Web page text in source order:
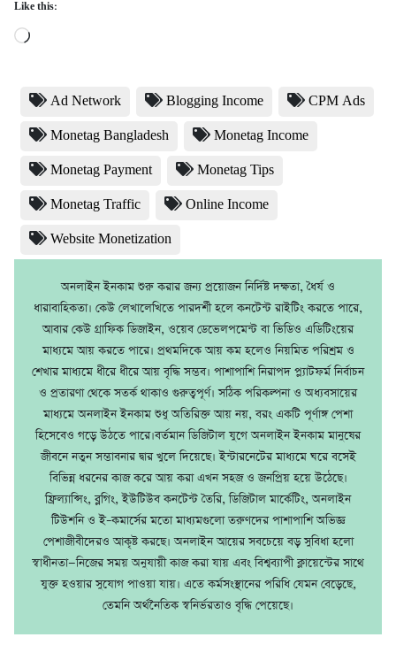
Like this:
Loading…
Ad Network Blogging Income CPM Ads
Monetag Bangladesh Monetag Income
Monetag Payment Monetag Tips
Monetag Traffic Online Income
Website Monetization
অনলাইন ইনকাম শুরু করার জন্য প্রয়োজন নির্দিষ্ট দক্ষতা, ধৈর্য ও
ধারাবাহিকতা। কেউ লেখালেখিতে পারদর্শী হলে কনটেন্ট রাইটিং করতে পারে,
আবার কেউ গ্রাফিক ডিজাইন, ওয়েব ডেভেলপমেন্ট বা ভিডিও এডিটিংয়ের
মাধ্যমে আয় করতে পারে। প্রথমদিকে আয় কম হলেও নিয়মিত পরিশ্রম ও
শেখার মাধ্যমে ধীরে ধীরে আয় বৃদ্ধি সম্ভব। পাশাপাশি নিরাপদ প্ল্যাটফর্ম নির্বাচন
ও প্রতারণা থেকে সতর্ক থাকাও গুরুত্বপূর্ণ। সঠিক পরিকল্পনা ও অধ্যবসায়ের
মাধ্যমে অনলাইন ইনকাম শুধু অতিরিক্ত আয় নয়, বরং একটি পূর্ণাঙ্গ পেশা
হিসেবেও গড়ে উঠতে পারে।বর্তমান ডিজিটাল যুগে অনলাইন ইনকাম মানুষের
জীবনে নতুন সম্ভাবনার দ্বার খুলে দিয়েছে। ইন্টারনেটের মাধ্যমে ঘরে বসেই
বিভিন্ন ধরনের কাজ করে আয় করা এখন সহজ ও জনপ্রিয় হয়ে উঠেছে।
ফ্রিল্যান্সিং, ব্লগিং, ইউটিউব কনটেন্ট তৈরি, ডিজিটাল মার্কেটিং, অনলাইন
টিউশনি ও ই–কমার্সের মতো মাধ্যমগুলো তরুণদের পাশাপাশি অভিজ্ঞ
পেশাজীবীদেরও আকৃষ্ট করছে। অনলাইন আয়ের সবচেয়ে বড় সুবিধা হলো
স্বাধীনতা—নিজের সময় অনুযায়ী কাজ করা যায় এবং বিশ্বব্যাপী ক্লায়েন্টের সাথে
যুক্ত হওয়ার সুযোগ পাওয়া যায়। এতে কর্মসংস্থানের পরিধি যেমন বেড়েছে,
তেমনি অর্থনৈতিক স্বনির্ভরতাও বৃদ্ধি পেয়েছে।